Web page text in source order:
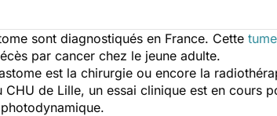
sont diagnostiqués en France. Cette
par cancer chez le jeune adulte.
est la chirurgie ou encore la
de Lille, un essai clinique est en cours